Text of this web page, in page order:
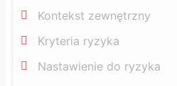
Kontekst zewnętrzny
Kryteria ryzyka
Nastawienie do ryzyka